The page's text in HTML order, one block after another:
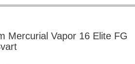
Mercurial Vapor 16 Elite FG